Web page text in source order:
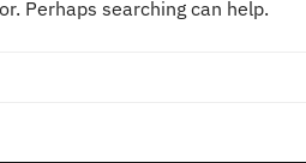
Perhaps searching can help.